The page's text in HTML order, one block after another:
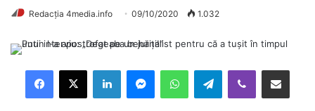
Redacția 4media.info 09/10/2020 1.032
Facebook
X LinkedInMessengerWhatsAppTelegramViber Distribuie prin mail